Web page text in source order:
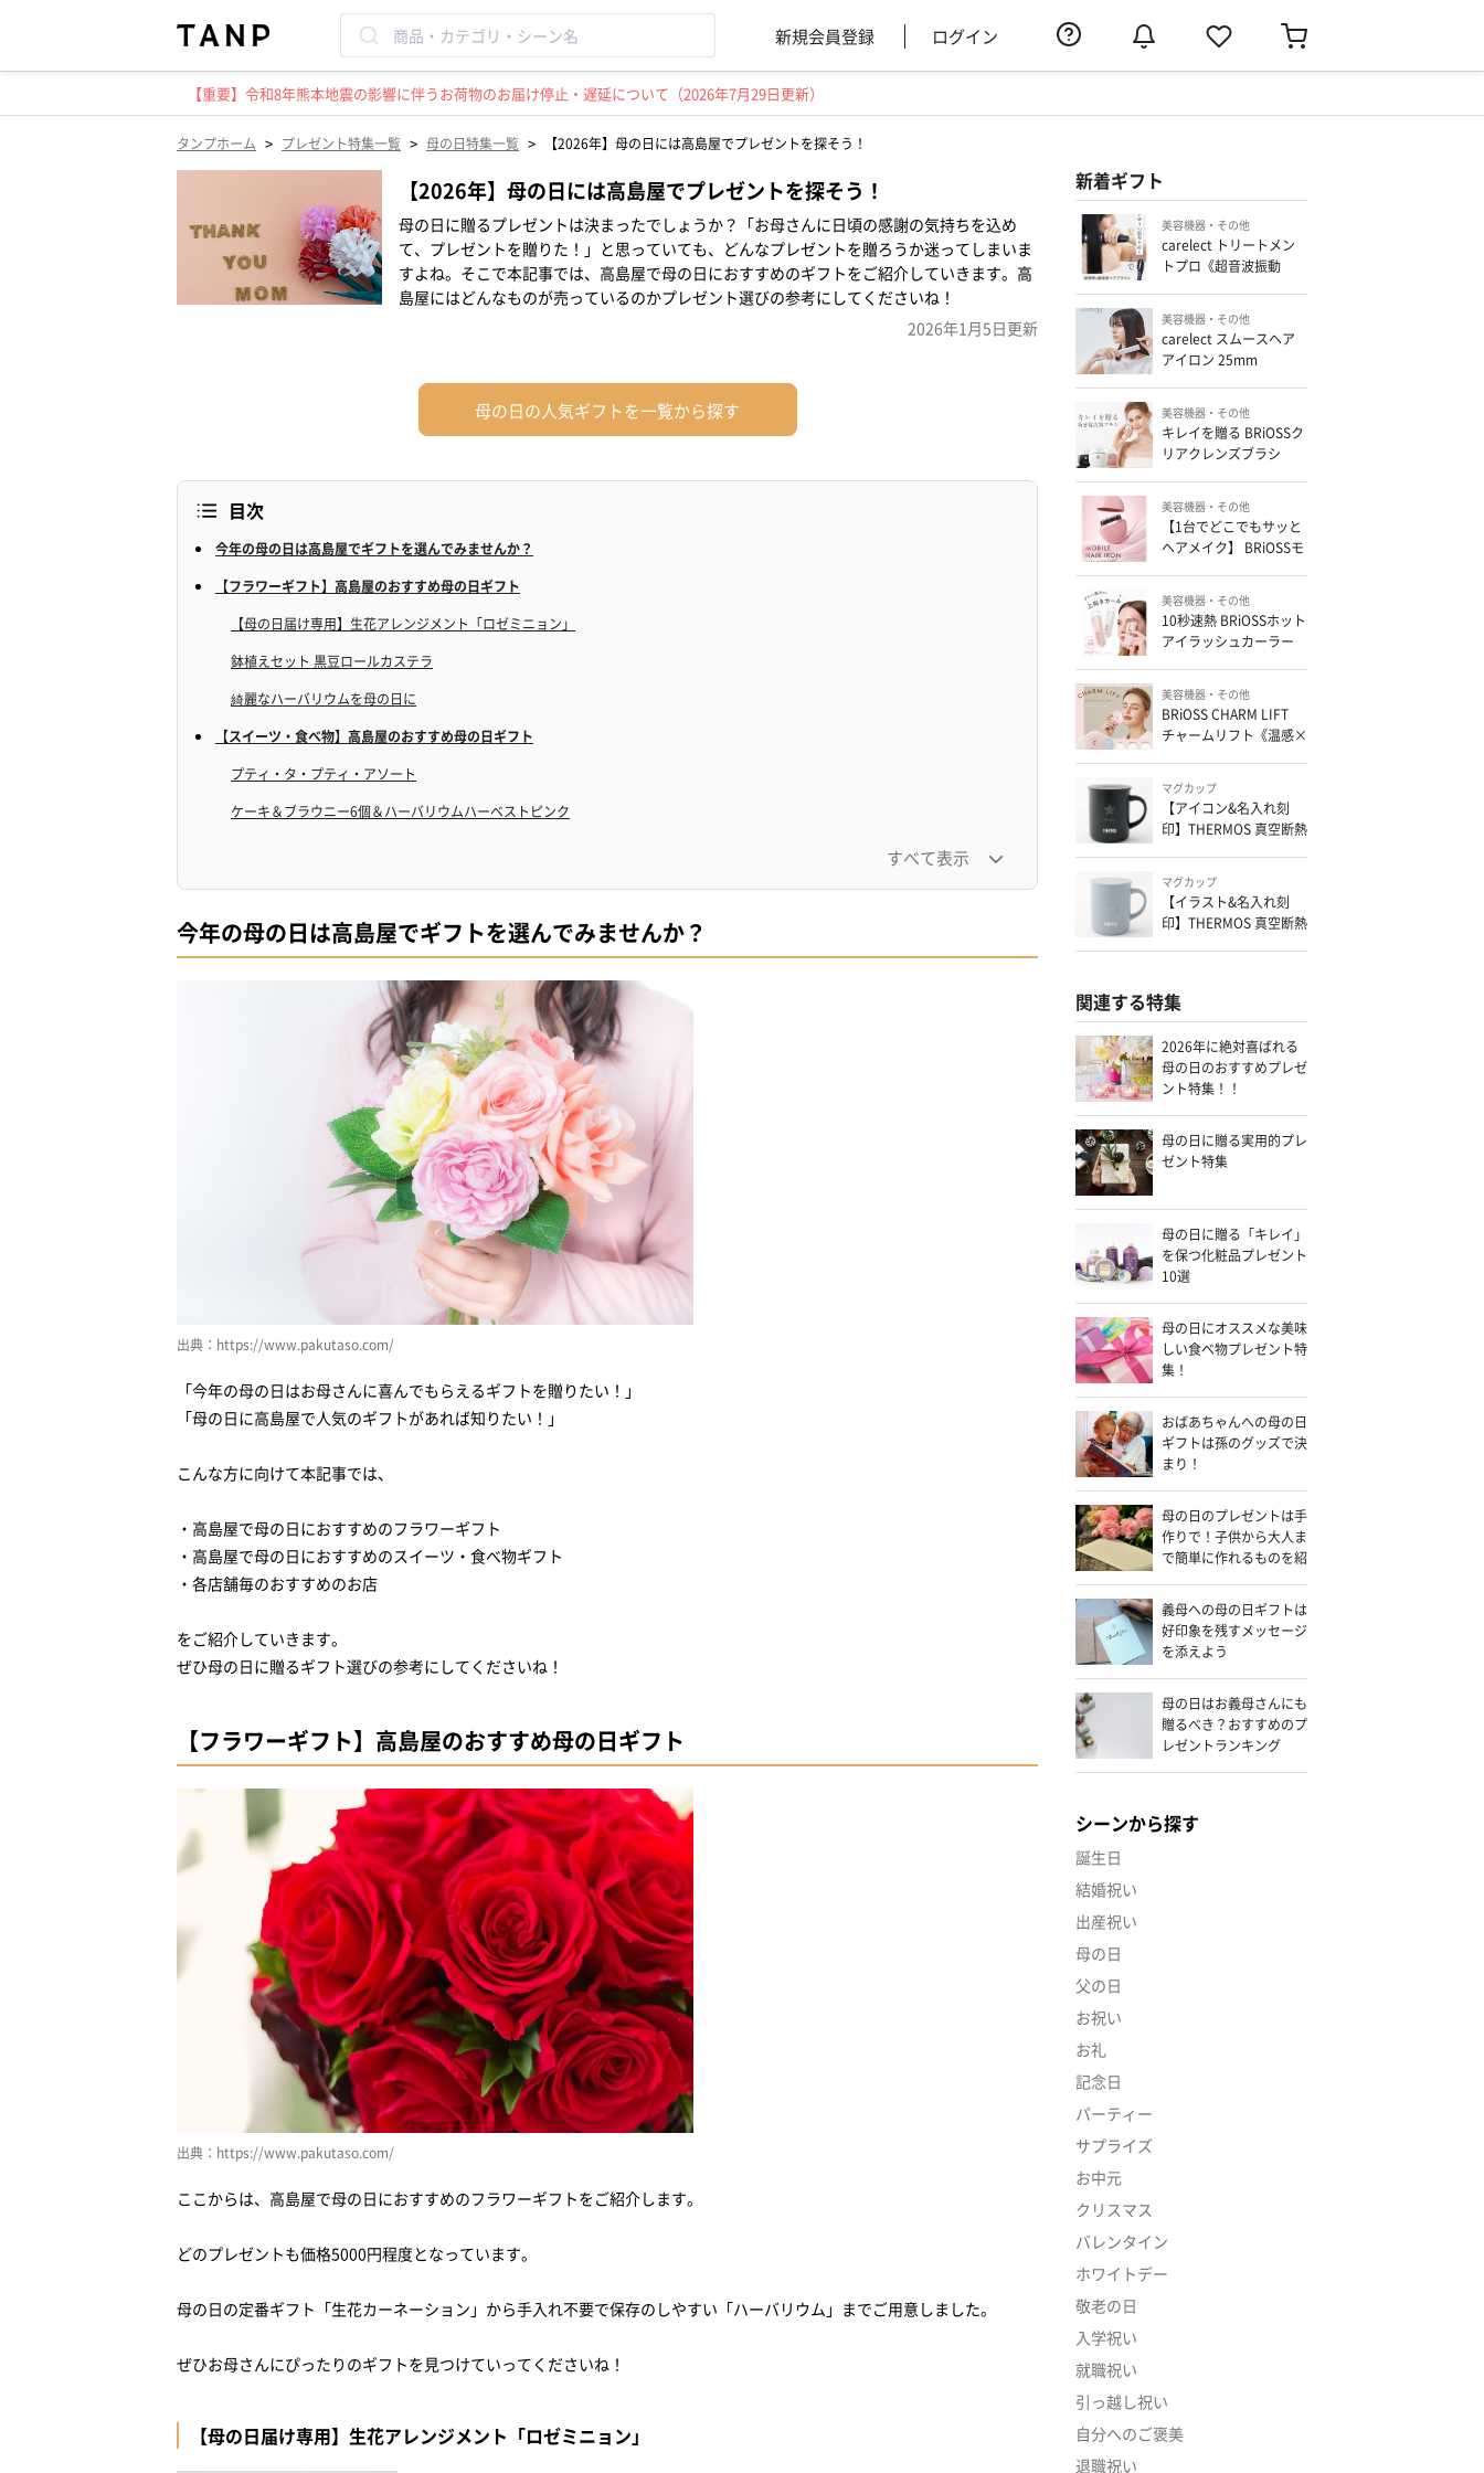
新規会員登録 ログイン
【重要】令和8年熊本地震の影響に伴うお荷物のお届け停止・遅延について（2026年7月29日更新）
タンプホーム > プレゼント特集一覧 > 母の日特集一覧 > 【2026年】母の日には高島屋でプレゼントを探そう！
【2026年】母の日には高島屋でプレゼントを探そう！
母の日に贈るプレゼントは決まったでしょうか？「お母さんに日頃の感謝の気持ちを込め
て、プレゼントを贈りた！」と思っていても、どんなプレゼントを贈ろうか迷ってしまいま
すよね。そこで本記事では、高島屋で母の日におすすめのギフトをご紹介していきます。高
島屋にはどんなものが売っているのかプレゼント選びの参考にしてくださいね！
2026年1月5日更新
母の日の人気ギフトを一覧から探す
すべて表示
目次
今年の母の日は高島屋でギフトを選んでみませんか？
【フラワーギフト】高島屋のおすすめ母の日ギフト
【母の日届け専用】生花アレンジメント「ロゼミニョン」
鉢植えセット 黒豆ロールカステラ
綺麗なハーバリウムを母の日に
【スイーツ・食べ物】高島屋のおすすめ母の日ギフト
プティ・タ・プティ・アソート
ケーキ＆ブラウニー6個＆ハーバリウムハーベストピンク
各店舗毎のおすすめのお店
新宿高島屋でおすすめのお店
横浜高島屋でおすすめのお店
JR名古屋高島屋でおすすめのお店
京都高島屋でおすすめのお店
大阪高島屋でおすすめのお店
母の日には高島屋でプレゼントを
今年の母の日は高島屋でギフトを選んでみませんか？
出典：https://www.pakutaso.com/
「今年の母の日はお母さんに喜んでもらえるギフトを贈りたい！」
「母の日に高島屋で人気のギフトがあれば知りたい！」
こんな方に向けて本記事では、
・高島屋で母の日におすすめのフラワーギフト
・高島屋で母の日におすすめのスイーツ・食べ物ギフト
・各店舗毎のおすすめのお店
をご紹介していきます。
ぜひ母の日に贈るギフト選びの参考にしてくださいね！
【フラワーギフト】高島屋のおすすめ母の日ギフト
出典：https://www.pakutaso.com/
ここからは、高島屋で母の日におすすめのフラワーギフトをご紹介します。
どのプレゼントも価格5000円程度となっています。
母の日の定番ギフト「生花カーネーション」から手入れ不要で保存のしやすい「ハーバリウム」までご用意しました。
ぜひお母さんにぴったりのギフトを見つけていってくださいね！
【母の日届け専用】生花アレンジメント「ロゼミニョン」
新着ギフト
美容機器・その他
carelect トリートメン
トプロ《超音波振動
美容機器・その他
carelect スムースヘア
アイロン 25mm
美容機器・その他
キレイを贈る BRiOSSク
リアクレンズブラシ
美容機器・その他
【1台でどこでもサッと
ヘアメイク】 BRiOSSモ
美容機器・その他
10秒速熱 BRiOSSホット
アイラッシュカーラー
美容機器・その他
BRiOSS CHARM LIFT
チャームリフト《温感×
マグカップ
【アイコン&名入れ刻
印】THERMOS 真空断熱
マグカップ
【イラスト&名入れ刻
印】THERMOS 真空断熱
関連する特集
2026年に絶対喜ばれる
母の日のおすすめプレゼ
ント特集！！
母の日に贈る実用的プレ
ゼント特集
母の日に贈る「キレイ」
を保つ化粧品プレゼント
10選
母の日にオススメな美味
しい食べ物プレゼント特
集！
おばあちゃんへの母の日
ギフトは孫のグッズで決
まり！
母の日のプレゼントは手
作りで！子供から大人ま
で簡単に作れるものを紹
義母への母の日ギフトは
好印象を残すメッセージ
を添えよう
母の日はお義母さんにも
贈るべき？おすすめのプ
レゼントランキング
シーンから探す
誕生日
結婚祝い
出産祝い
母の日
父の日
お祝い
お礼
記念日
パーティー
サプライズ
お中元
クリスマス
バレンタイン
ホワイトデー
敬老の日
入学祝い
就職祝い
引っ越し祝い
自分へのご褒美
退職祝い